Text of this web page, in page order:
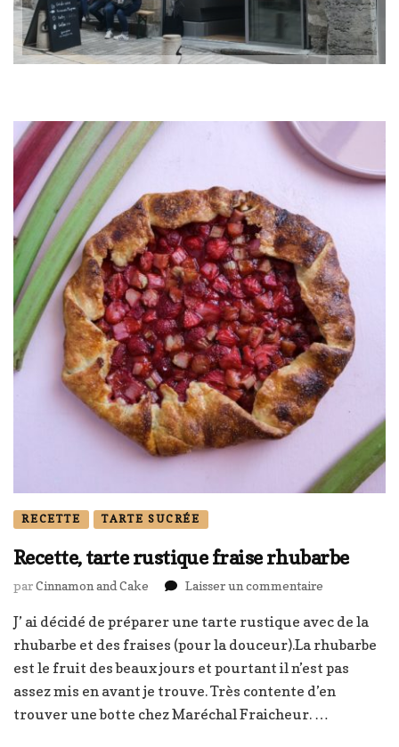
RECETTE TARTE SUCRÉE
Recette, tarte rustique fraise rhubarbe
parCinnamon and Cake Laisser un commentaire
tarte
rustique
rhubarbe
J’ ai décidé de préparer une tarte rustique avec de la
rhubarbe et des fraises (pour la douceur).La rhubarbe
est le fruit des beaux jours et pourtant il n’est pas
assez mis en avant je trouve. Très contente d’en
trouver une botte chez Maréchal Fraicheur. …